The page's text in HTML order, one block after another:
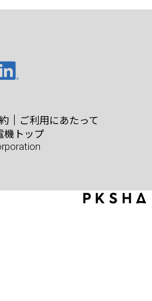
ご利用にあたって
機トップ